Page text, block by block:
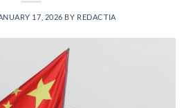
17, 2026 BY REDACTIA